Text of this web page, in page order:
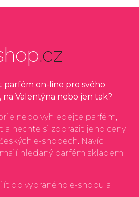
.cz
parfém on-line pro svého
na Valentýna nebo jen tak?
nebo vyhledejte parfém,
a nechte si zobrazit jeho ceny
e-shopech. Navíc
hledaný parfém skladem
do vybraného e-shopu a